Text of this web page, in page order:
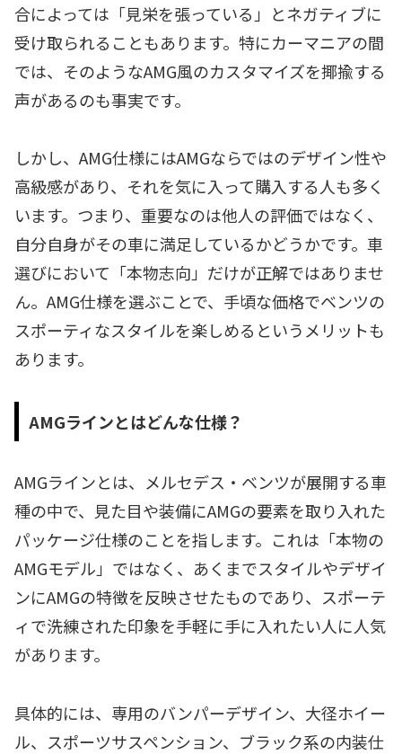
合によっては「見栄を張っている」とネガティブに
受け取られることもあります。特にカーマニアの間
では、そのようなAMG風のカスタマイズを揶揄する
声があるのも事実です。
しかし、AMG仕様にはAMGならではのデザイン性や
高級感があり、それを気に入って購入する人も多く
います。つまり、重要なのは他人の評価ではなく、
自分自身がその車に満足しているかどうかです。車
選びにおいて「本物志向」だけが正解ではありませ
ん。AMG仕様を選ぶことで、手頃な価格でベンツの
スポーティなスタイルを楽しめるというメリットも
あります。
AMGラインとはどんな仕様？
AMGラインとは、メルセデス・ベンツが展開する車
種の中で、見た目や装備にAMGの要素を取り入れた
パッケージ仕様のことを指します。これは「本物の
AMGモデル」ではなく、あくまでスタイルやデザイ
ンにAMGの特徴を反映させたものであり、スポーテ
ィで洗練された印象を手軽に手に入れたい人に人気
があります。
具体的には、専用のバンパーデザイン、大径ホイー
ル、スポーツサスペンション、ブラック系の内装仕